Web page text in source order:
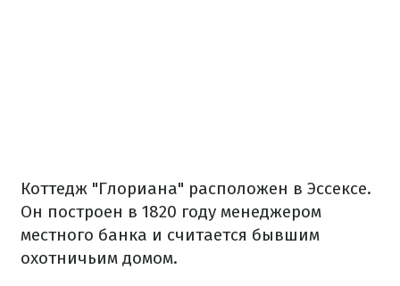
Коттедж "Глориана" расположен в Эссексе.
Он построен в 1820 году менеджером
местного банка и считается бывшим
охотничьим домом.